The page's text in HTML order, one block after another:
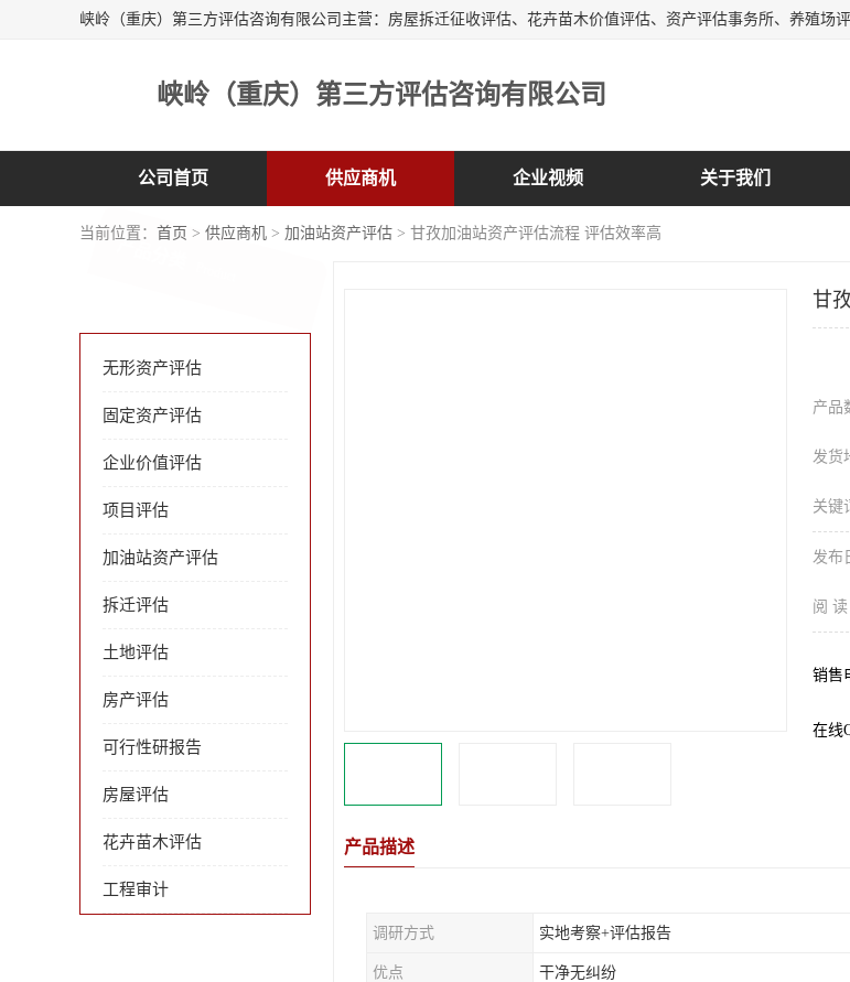
峡岭（重庆）第三方评估咨询有限公司
公司首页 供应商机 企业视频 关于我们
当前位置： 首页 > 供应商机 > 加油站资产评估 > 甘孜加油站资产评估流程 评估效率高
无形资产评估
固定资产评估
企业价值评估
项目评估
加油站资产评估
拆迁评估
土地评估
房产评估
可行性研报告
房屋评估
花卉苗木评估
工程审计
甘
产品
发货
关键
发布
阅 读
销售
在线
产品描述
调研方式 实地考察+评估报告
优点 干净无纠纷